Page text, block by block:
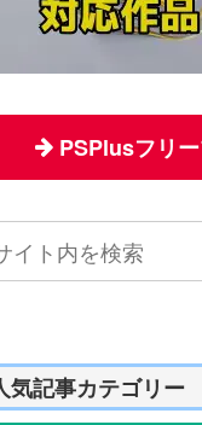
PSPlusフリ
気記事カテゴリー